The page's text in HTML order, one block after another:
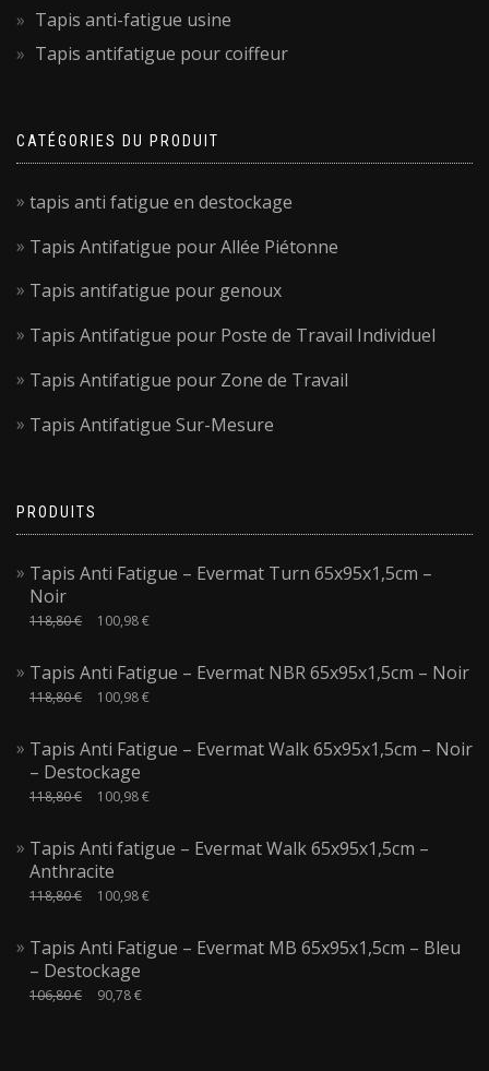
Tapis anti-fatigue usine
Tapis antifatigue pour coiffeur
CATÉGORIES DU PRODUIT
tapis anti fatigue en destockage
Tapis Antifatigue pour Allée Piétonne
Tapis antifatigue pour genoux
Tapis Antifatigue pour Poste de Travail Individuel
Tapis Antifatigue pour Zone de Travail
Tapis Antifatigue Sur-Mesure
PRODUITS
Tapis Anti Fatigue – Evermat Turn 65x95x1,5cm –
Noir
118,80€ 100,98€
Tapis Anti Fatigue – Evermat NBR 65x95x1,5cm – Noir
118,80€ 100,98€
Tapis Anti Fatigue – Evermat Walk 65x95x1,5cm – Noir
– Destockage
118,80€ 100,98€
Tapis Anti fatigue – Evermat Walk 65x95x1,5cm –
Anthracite
118,80€ 100,98€
Tapis Anti Fatigue – Evermat MB 65x95x1,5cm – Bleu
– Destockage
106,80€ 90,78€